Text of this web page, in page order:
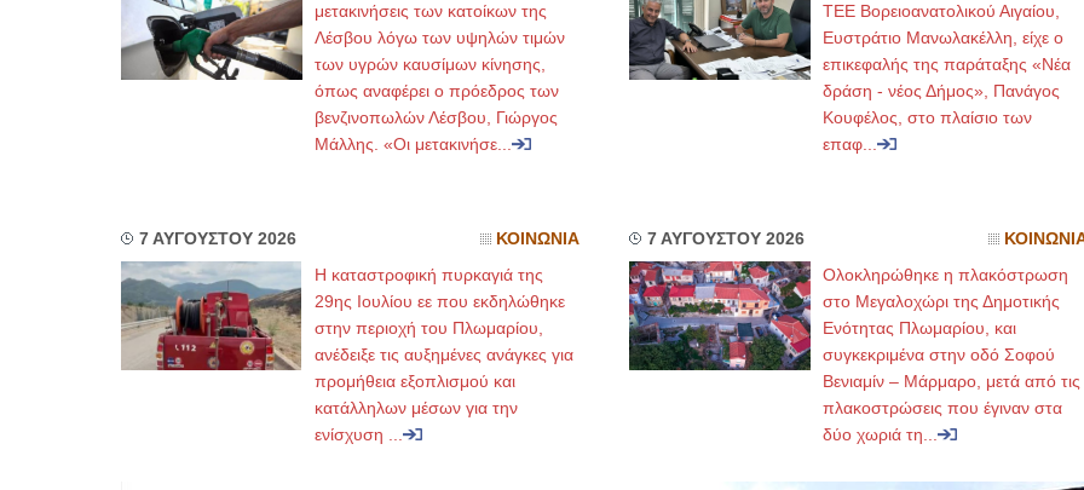
μετακινήσεις των κατοίκων της
Λέσβου λόγω των υψηλών τιμών
των υγρών καυσίμων κίνησης,
όπως αναφέρει ο πρόεδρος των
βενζινοπωλών Λέσβου, Γιώργος
Μάλλης. «Οι μετακινήσε...
ΤΕΕ Βορειοανατολικού Αιγαίου,
Ευστράτιο Μανωλακέλλη, είχε ο
επικεφαλής της παράταξης «Νέα
δράση - νέος Δήμος», Πανάγος
Κουφέλος, στο πλαίσιο των
επαφ...
7 ΑΥΓΟΥΣΤΟΥ 2026 ΚΟΙΝΩΝΙΑ
Η καταστροφική πυρκαγιά της
29ης Ιουλίου εε που εκδηλώθηκε
στην περιοχή του Πλωμαρίου,
ανέδειξε τις αυξημένες ανάγκες για
προμήθεια εξοπλισμού και
κατάλληλων μέσων για την
ενίσχυση ...
7 ΑΥΓΟΥΣΤΟΥ 2026
Ολοκληρώθηκε η πλακόστρωση
στο Μεγαλοχώρι της Δημοτικής
Ενότητας Πλωμαρίου, και
συγκεκριμένα στην οδό Σοφού
Βενιαμίν – Μάρμαρο, μετά από τις
πλακοστρώσεις που έγιναν στα
δύο χωριά τη...